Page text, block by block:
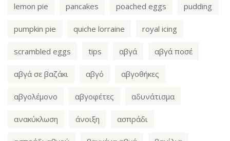
lemon pie pancakes poached eggs pudding
pumpkin pie quiche lorraine royal icing
scrambled eggs tips αβγά αβγά ποσέ
αβγά σε βαζάκι αβγό αβγοθήκες
αβγολέμονο αβγοφέτες αδυνάτισμα
ανακύκλωση άνοιξη ασπράδι